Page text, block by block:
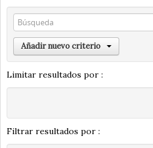
Añadir nuevo criterio
Limitar resultados por :
Filtrar resultados por :